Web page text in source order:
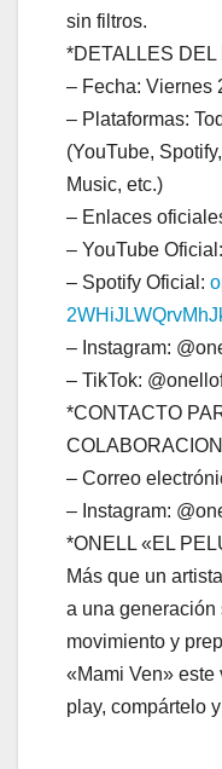
sin filtros.
*DETALLES
– Fecha: Viernes
– Plataformas:
(YouTube,
Music, etc.)
– Enlaces
– YouTube Oficial:
– Spotify Oficial:
– Instagram:
– TikTok:
*CONTACTO
– Correo
– Instagram:
*ONELL «EL
Más que un
a una generación
movimiento y
«Mami Ven» este
play, compártelo